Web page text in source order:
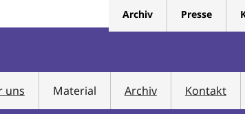
Archiv Presse
uns Material Archiv Kontakt